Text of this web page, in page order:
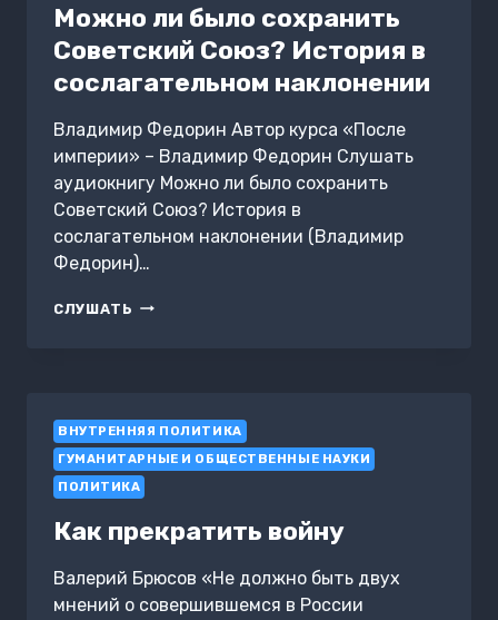
Можно ли было сохранить
Советский Союз? История в
сослагательном наклонении
Владимир Федорин Автор курса «После
империи» – Владимир Федорин Слушать
аудиокнигу Можно ли было сохранить
Советский Союз? История в
сослагательном наклонении (Владимир
Федорин)…
СЛУШАТЬ МОЖНО
ИСТОРИЯ
В
СОСЛАГАТЕЛЬНОМ
НАКЛОНЕНИИ
ВНУТРЕННЯЯ ПОЛИТИКА
ГУМАНИТАРНЫЕ И ОБЩЕСТВЕННЫЕ НАУКИ
ПОЛИТИКА
Как прекратить войну
Валерий Брюсов «Не должно быть двух
мнений о совершившемся в России